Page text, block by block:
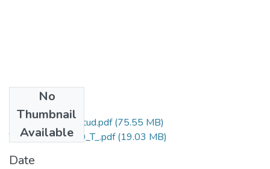
No
Thumbnail
Available
Grado de Similitud.pdf(75.55 MB)
T036_72294650_T_.pdf(19.03 MB)
Date